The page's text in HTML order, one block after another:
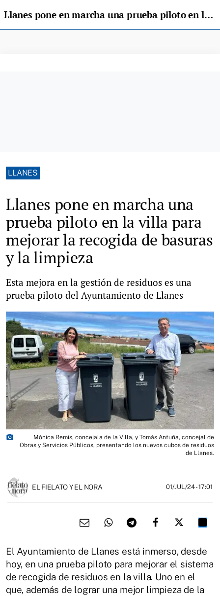
Llanes pone en marcha una prueba piloto en la villa para mejorar la recogida de basuras y la limpieza
LLANES
Llanes pone en marcha una
prueba piloto en la villa para
mejorar la recogida de basuras
y la limpieza
Esta mejora en la gestión de residuos es una
prueba piloto del Ayuntamiento de Llanes
photo_camera
Mónica Remis, concejala de la Villa, y Tomás Antuña, concejal de
Obras y Servicios Públicos, presentando los nuevos cubos de residuos
de Llanes.
EL FIELATO Y EL NORA 01/JUL/24- 17:01
El Ayuntamiento de Llanes está inmerso, desde
hoy, en una prueba piloto para mejorar el sistema
de recogida de residuos en la villa. Uno en el
que, además de lograr una mejor limpieza de la